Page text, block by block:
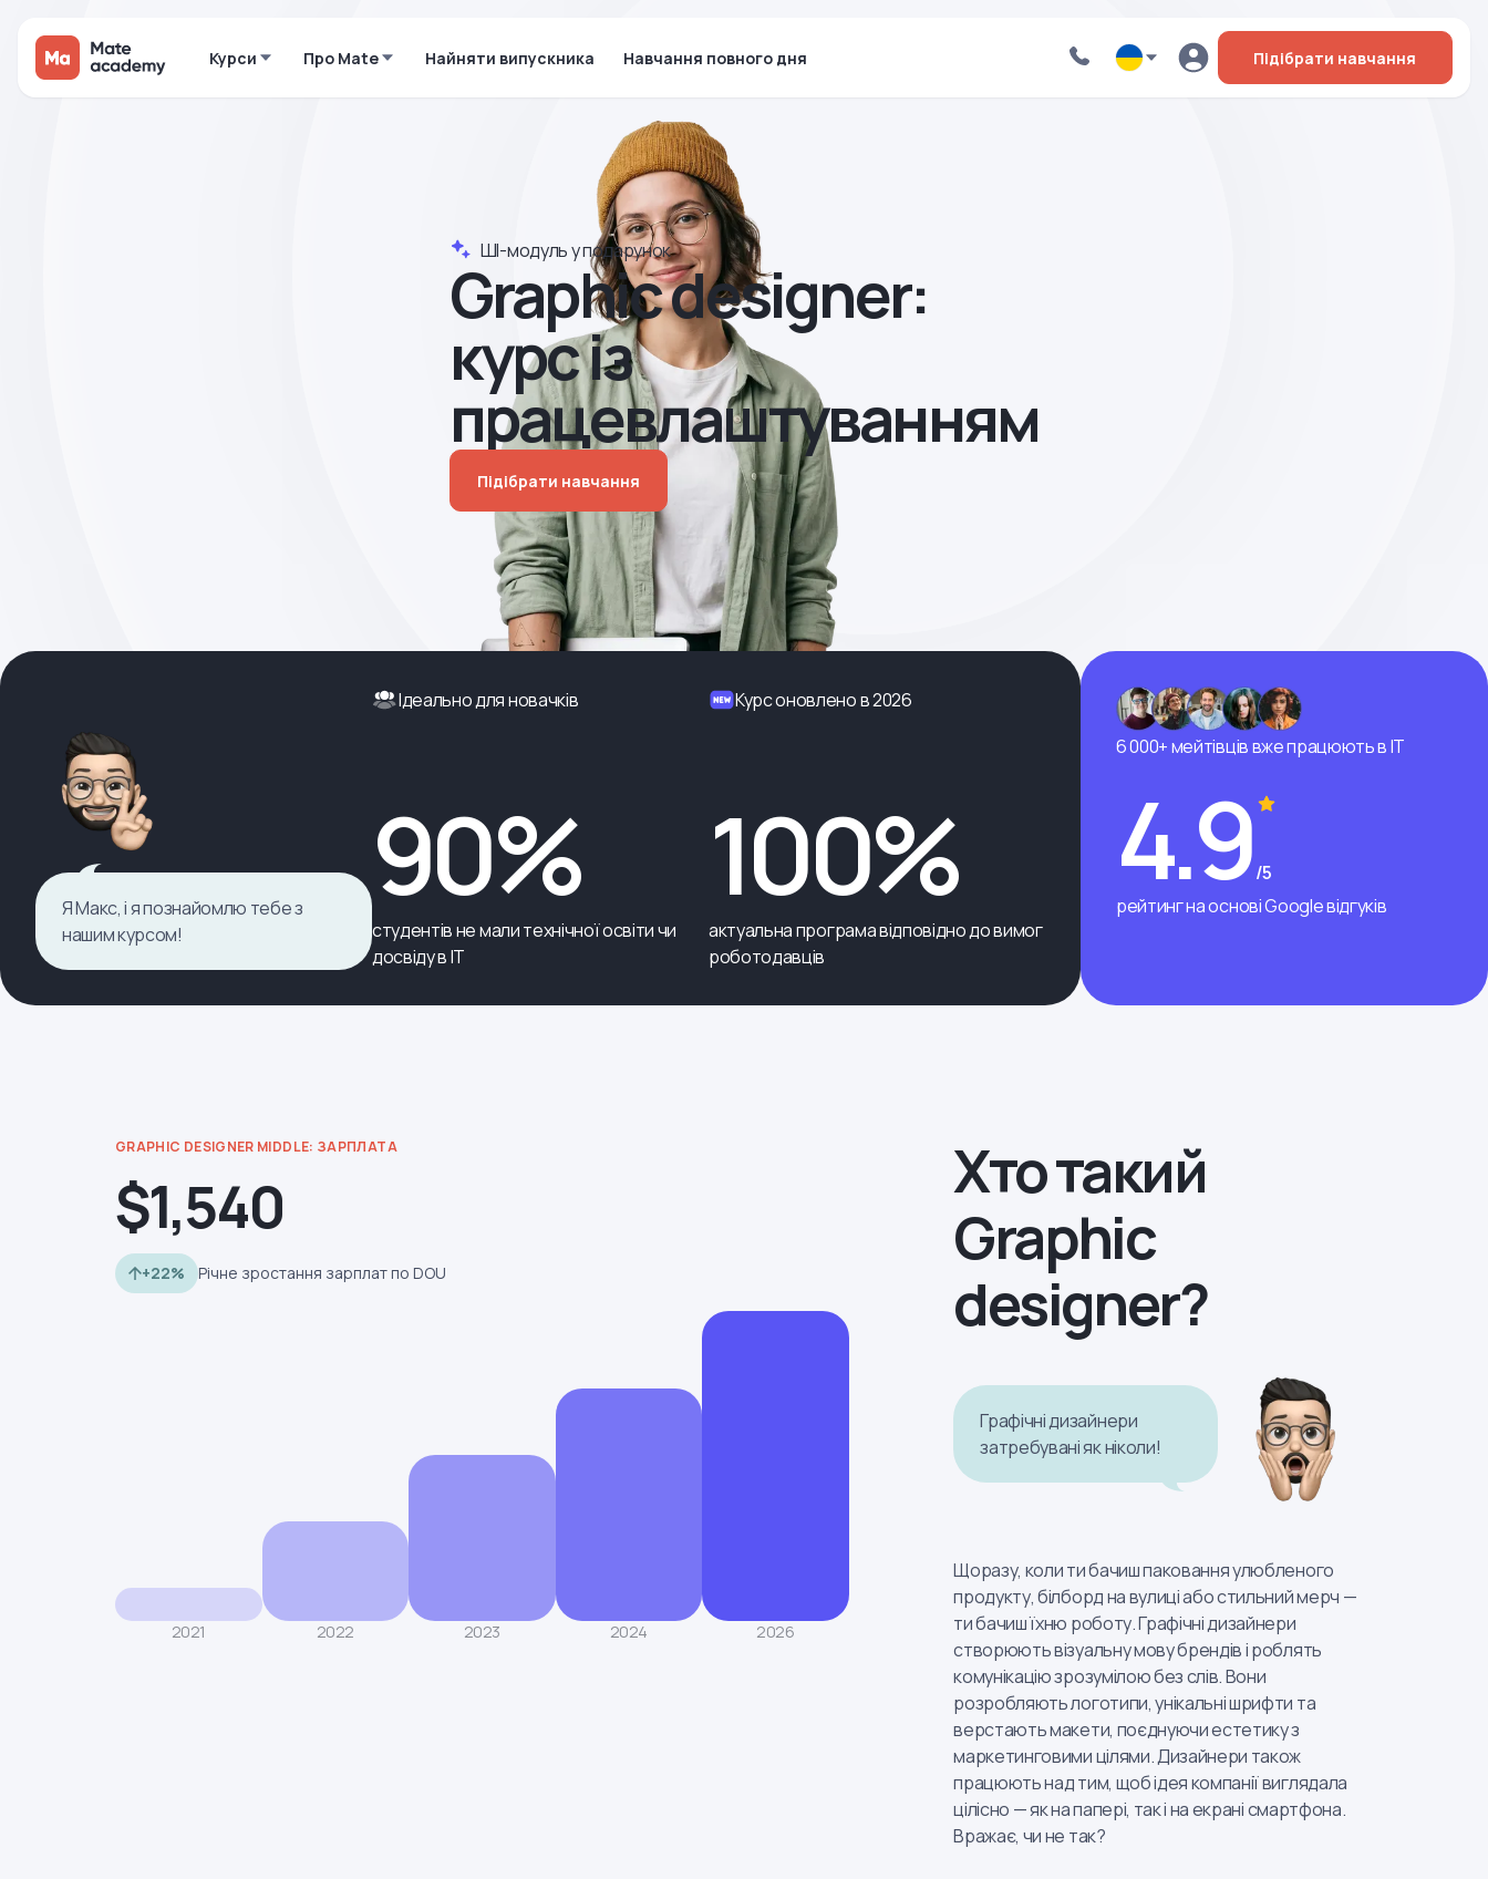
Курси Про Mate Найняти випускника Навчання повного дня Підібрати навчання
ШІ-модуль у подарунок
Graphic designer:
курс із
працевлаштуванням
Підібрати навчання
Я Макс, і я познайомлю тебе з
нашим курсом!
Ідеально для новачків
90%
студентів не мали технічної освіти чи
досвіду в ІТ
Курс оновлено в 2026
100%
актуальна програма відповідно до вимог
роботодавців
6 000+ мейтівців вже працюють в ІТ
4.9 /5
рейтинг на основі Google відгуків
GRAPHIC DESIGNER MIDDLE: ЗАРПЛАТА
$1,540
+22% Річне зростання зарплат по DOU
2021 2022 2023 2024 2026
Хто такий
Graphic
designer?
Щоразу, коли ти бачиш паковання улюбленого
продукту, білборд на вулиці або стильний мерч —
ти бачиш їхню роботу. Графічні дизайнери
створюють візуальну мову брендів і роблять
комунікацію зрозумілою без слів. Вони
розробляють логотипи, унікальні шрифти та
верстають макети, поєднуючи естетику з
маркетинговими цілями. Дизайнери також
працюють над тим, щоб ідея компанії виглядала
цілісно — як на папері, так і на екрані смартфона.
Вражає, чи не так?
Графічні дизайнери
затребувані як ніколи!